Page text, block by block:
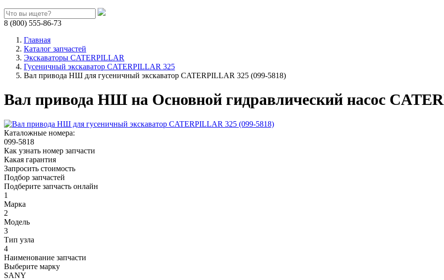
8 (800) 555-86-73
Главная
Каталог запчастей
Экскаваторы CATERPILLAR
Гусеничный экскаватор CATERPILLAR 325
Вал привода НШ для гусеничный экскаватор CATERPILLAR 325 (099-5818)
Вал привода НШ на Основной гидравлический насос
Каталожные номера:
099-5818
Как узнать номер запчасти
Какая гарантия
Запросить стоимость
Подбор запчастей
Подберите запчасть онлайн
1
Марка
2
Модель
3
Тип узла
4
Наименование запчасти
Выберите марку
SANY